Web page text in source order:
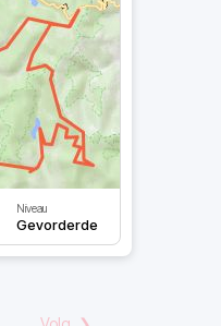
Niveau
Gevorderde